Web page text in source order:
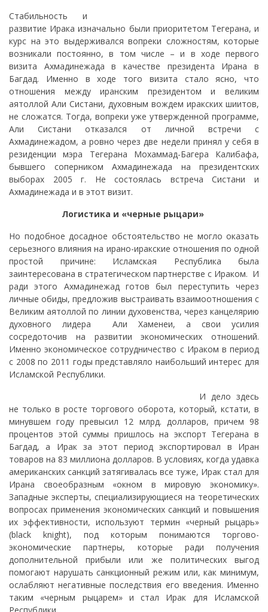
Стабильность и
развитие Ирака изначально были приоритетом Тегерана, и
курс на это выдерживался вопреки сложностям, которые
возникали постоянно, в том числе – и в ходе первого
визита Ахмадинежада в качестве президента Ирана в
Багдад. Именно в ходе того визита стало ясно, что
отношения между иранским президентом и великим
аятоллой Али Систани, духовным вождем иракских шиитов,
не сложатся. Тогда, вопреки уже утвержденной программе,
Али Систани отказался от личной встречи с
Ахмадинежадом, а ровно через две недели принял у себя в
резиденции мэра Тегерана Мохаммад-Багера Калибафа,
бывшего соперником Ахмадинежада на президентских
выборах 2005 г. Не состоялась встреча Систани и
Ахмадинежада и в этот визит.
Логистика и «черные рыцари»
Но подобное досадное обстоятельство не могло оказать
серьезного влияния на ирано-иракские отношения по одной
простой причине: Исламская Республика была
заинтересована в стратегическом партнерстве с Ираком. И
ради этого Ахмадинежад готов был переступить через
личные обиды, предложив выстраивать взаимоотношения с
Великим аятоллой по линии духовенства, через канцелярию
духовного лидера Али Хаменеи, а свои усилия
сосредоточив на развитии экономических отношений.
Именно экономическое сотрудничество с Ираком в период
с 2008 по 2011 годы представляло наибольший интерес для
Исламской Республики.
И дело здесь
не только в росте торгового оборота, который, кстати, в
минувшем году превысил 12 млрд. долларов, причем 98
процентов этой суммы пришлось на экспорт Тегерана в
Багдад, а Ирак за этот период экспортировал в Иран
товаров на 83 миллиона долларов. В условиях, когда удавка
американских санкций затягивалась все туже, Ирак стал для
Ирана своеобразным «окном в мировую экономику».
Западные эксперты, специализирующиеся на теоретических
вопросах применения экономических санкций и повышения
их эффективности, используют термин «черный рыцарь»
(black knight), под которым понимаются торгово-
экономические партнеры, которые ради получения
дополнительной прибыли или же политических выгод
помогают нарушать санкционный режим или, как минимум,
ослабляют негативные последствия его введения. Именно
таким «черным рыцарем» и стал Ирак для Исламской
Республики.